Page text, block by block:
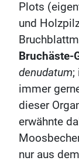
Plots
und
Bruchäste-
denudatum;
immer
dieser
erwähnte
nur aus